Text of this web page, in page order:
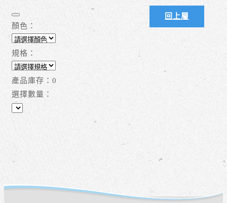
回上層
顏色：
規格：
產品庫存： 0
選擇數量：